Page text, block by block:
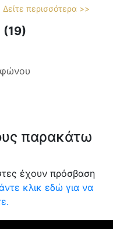
Δείτε περισσότερα >>
(19)
παρακάτω
έχουν πρόσβαση
κλικ εδώ για να